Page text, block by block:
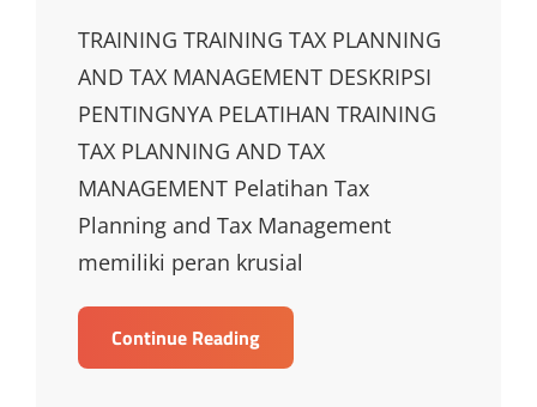
TRAINING TRAINING TAX PLANNING
AND TAX MANAGEMENT DESKRIPSI
PENTINGNYA PELATIHAN TRAINING
TAX PLANNING AND TAX
MANAGEMENT Pelatihan Tax
Planning and Tax Management
memiliki peran krusial
Continue ReadingTRAINING
TRAINING